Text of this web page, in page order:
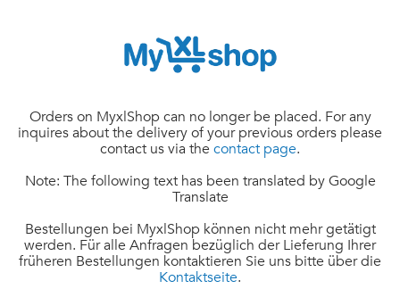
Orders on MyxlShop can no longer be placed. For any
inquires about the delivery of your previous orders please
contact us via the contact page.
Note: The following text has been translated by Google
Translate
Bestellungen bei MyxlShop können nicht mehr getätigt
werden. Für alle Anfragen bezüglich der Lieferung Ihrer
früheren Bestellungen kontaktieren Sie uns bitte über die
Kontaktseite.